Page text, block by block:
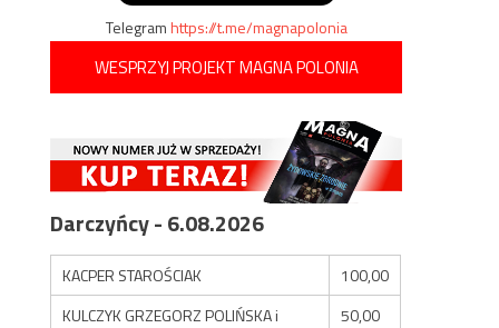
Telegramhttps://t.me/magnapolonia
WESPRZYJ PROJEKT MAGNA POLONIA
Darczyńcy - 6.08.2026
KACPER STAROŚCIAK
100,00
KULCZYK GRZEGORZ POLIŃSKA i
50,00